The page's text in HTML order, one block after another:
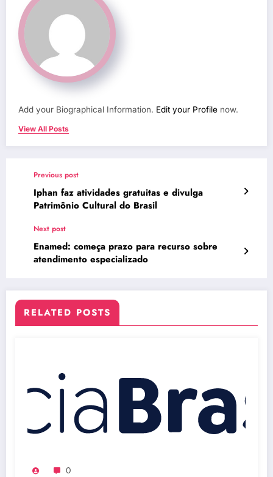
Add your Biographical Information. Edit your Profile now.
View All Posts
Previous post
Iphan faz atividades gratuitas e divulga
Patrimônio Cultural do Brasil
Next post
Enamed: começa prazo para recurso sobre
atendimento especializado
RELATED POSTS
0